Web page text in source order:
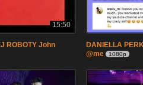
15:50
ROBOTY John
DANIELLA
@me
1080p